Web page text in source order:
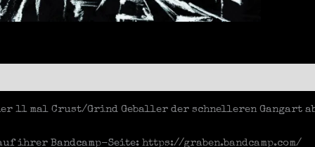
11 mal Crust/Grind Geballer der schnelleren Gangart
ihrer Bandcamp-Seite: https://graben.bandcamp.com/